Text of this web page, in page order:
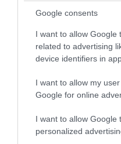
Google consents
I want to allow Google
related to advertising
device identifiers in
I want to allow my
Google for online
I want to allow Google
personalized
06.08.2026 | 14:02
«Επιχείρηση
Αθήνα: